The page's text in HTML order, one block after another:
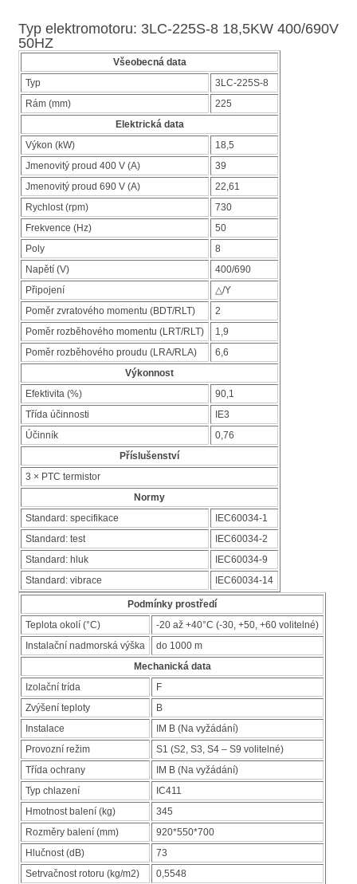
Typ elektromotoru: 3LC-225S-8 18,5KW 400/690V
50HZ
Všeobecná data
Typ
3LC-225S-8
Rám (mm)
225
Elektrická data
Výkon (kW)
18,5
Jmenovitý proud 400 V (A)
39
Jmenovitý proud 690 V (A)
22,61
Rychlost (rpm)
730
Frekvence (Hz)
50
Poly
8
Napětí (V)
400/690
Připojení
△/Y
Poměr zvratového momentu (BDT/RLT)
2
Poměr rozběhového momentu (LRT/RLT)
1,9
Poměr rozběhového proudu (LRA/RLA)
6,6
Výkonnost
Efektivita (%)
90,1
Třída účinnosti
IE3
Účinník
0,76
Příslušenství
3 × PTC termistor
Normy
Standard: specifikace
IEC60034-1
Standard: test
IEC60034-2
Standard: hluk
IEC60034-9
Standard: vibrace
IEC60034-14
Podmínky prostředí
Teplota okolí (°C)
-20 až +40°C (-30, +50, +60 volitelné)
Instalační nadmorská výška
do 1000 m
Mechanická data
Izolační trída
F
Zvýšení teploty
B
Instalace
IM B (Na vyžádání)
Provozní režim
S1 (S2, S3, S4 – S9 volitelné)
Třída ochrany
IM B (Na vyžádání)
Typ chlazení
IC411
Hmotnost balení (kg)
345
Rozměry balení (mm)
920*550*700
Hlučnost (dB)
73
Setrvačnost rotoru (kg/m2)
0,5548